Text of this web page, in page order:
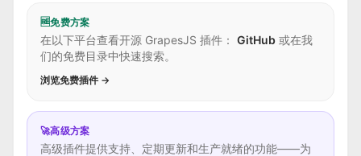
🆓免费方案
在以下平台查看开源 GrapesJS 插件： GitHub 或在我
们的免费目录中快速搜索。
浏览免费插件 →
🚀高级方案
高级插件提供支持、定期更新和生产就绪的功能——为